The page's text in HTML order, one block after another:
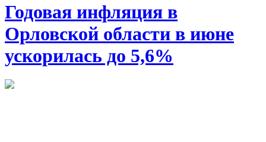
Годовая инфляция в
Орловской области в июне
ускорилась до 5,6%